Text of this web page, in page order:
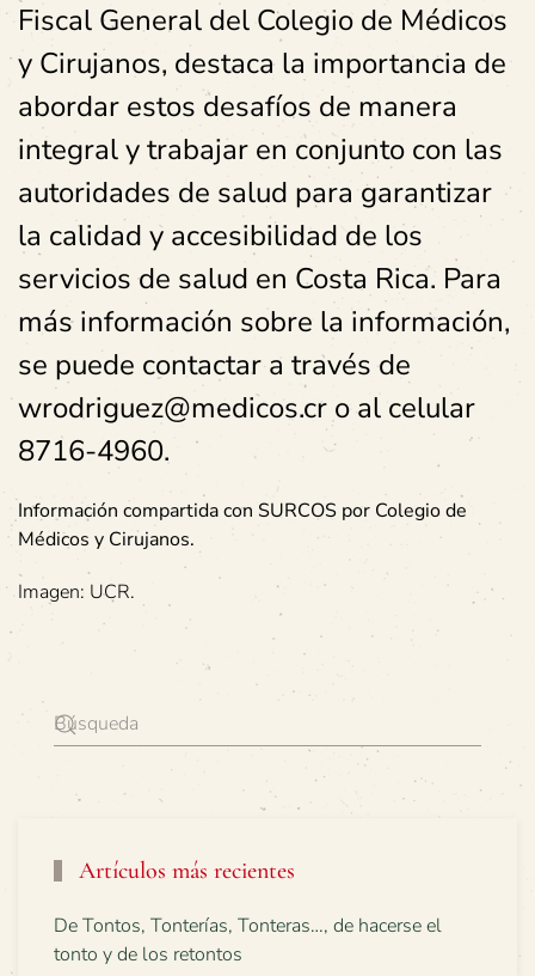
Fiscal General del Colegio de Médicos
y Cirujanos, destaca la importancia de
abordar estos desafíos de manera
integral y trabajar en conjunto con las
autoridades de salud para garantizar
la calidad y accesibilidad de los
servicios de salud en Costa Rica. Para
más información sobre la información,
se puede contactar a través de
wrodriguez@medicos.cr o al celular
8716-4960.
Información compartida con SURCOS por Colegio de
Médicos y Cirujanos.
Imagen: UCR.
Artículos más recientes
De Tontos, Tonterías, Tonteras…, de hacerse el
tonto y de los retontos